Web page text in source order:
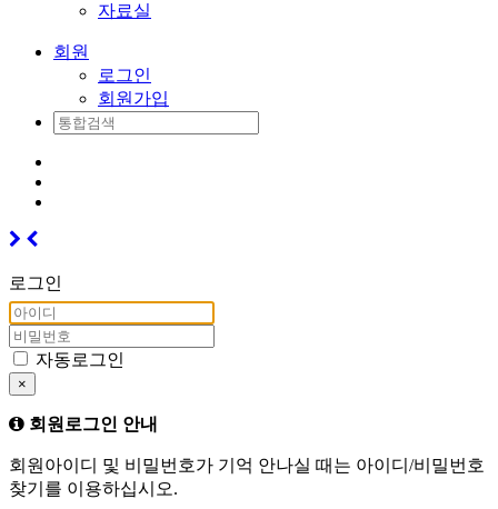
자료실
회원
로그인
회원가입
로그인
자동로그인
×
회원로그인 안내
회원아이디 및 비밀번호가 기억 안나실 때는 아이디/비밀번호
찾기를 이용하십시오.